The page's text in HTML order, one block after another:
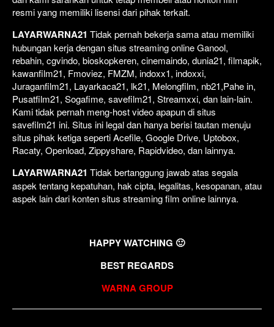
resmi yang memiliki lisensi dari pihak terkait.
LAYARWARNA21 Tidak pernah bekerja sama atau memiliki
hubungan kerja dengan situs streaming online Ganool,
rebahin, cgvindo, bioskopkeren, cinemaindo, dunia21, filmapik,
kawanfilm21, Fmoviez, FMZM, indoxx1, indoxxi,
Juraganfilm21, Layarkaca21, lk21, Melongfilm, nb21,Pahe in,
Pusatfilm21, Sogafime, savefilm21, Streamxxi, dan lain-lain.
Kami tidak pernah meng-host video apapun di situs
savefilm21 ini. Situs ini legal dan hanya berisi tautan menuju
situs pihak ketiga seperti Acefile, Google Drive, Uptobox,
Racaty, Openload, Zippyshare, Rapidvideo, dan lainnya.
LAYARWARNA21 Tidak bertanggung jawab atas segala
aspek tentang kepatuhan, hak cipta, legalitas, kesopanan, atau
aspek lain dari konten situs streaming film online lainnya.
HAPPY WATCHING 🙂
BEST REGARDS
WARNA GROUP